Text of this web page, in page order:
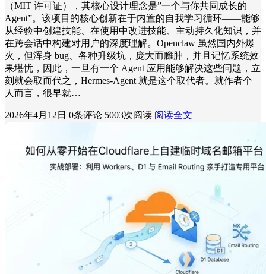
（MIT 许可证），其核心设计理念是”一个与你共同成长的
Agent”。该项目的核心创新在于内置的自我学习循环——能够
从经验中创建技能、在使用中改进技能、主动持久化知识，并
在跨会话中构建对用户的深度理解。Openclaw 虽然国内外爆
火，但浑身 bug、各种升级坑，庞大而臃肿，并且记忆系统效
果堪忧，因此，一旦有一个 Agent 应用能够解决这些问题，立
刻就会取而代之，Hermes-Agent 就是这个取代者。就作者个
人而言，很早就…
2026年4月12日 0条评论 5003次阅读 阅读全文